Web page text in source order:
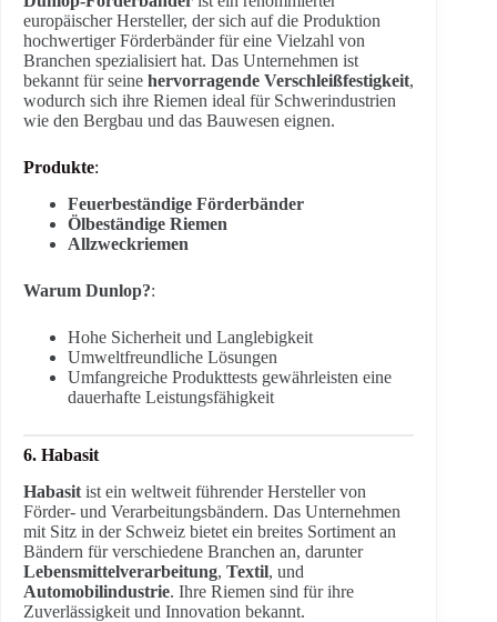
europäischer Hersteller, der sich auf die Produktion
hochwertiger Förderbänder für eine Vielzahl von
Branchen spezialisiert hat. Das Unternehmen ist
bekannt für seine hervorragende Verschleißfestigkeit,
wodurch sich ihre Riemen ideal für Schwerindustrien
wie den Bergbau und das Bauwesen eignen.
Produkte:
Feuerbeständige Förderbänder
Ölbeständige Riemen
Allzweckriemen
Warum Dunlop?:
Hohe Sicherheit und Langlebigkeit
Umweltfreundliche Lösungen
Umfangreiche Produkttests gewährleisten eine
dauerhafte Leistungsfähigkeit
6. Habasit
Habasit ist ein weltweit führender Hersteller von
Förder- und Verarbeitungsbändern. Das Unternehmen
mit Sitz in der Schweiz bietet ein breites Sortiment an
Bändern für verschiedene Branchen an, darunter
Lebensmittelverarbeitung, Textil, und
Automobilindustrie. Ihre Riemen sind für ihre
Zuverlässigkeit und Innovation bekannt.